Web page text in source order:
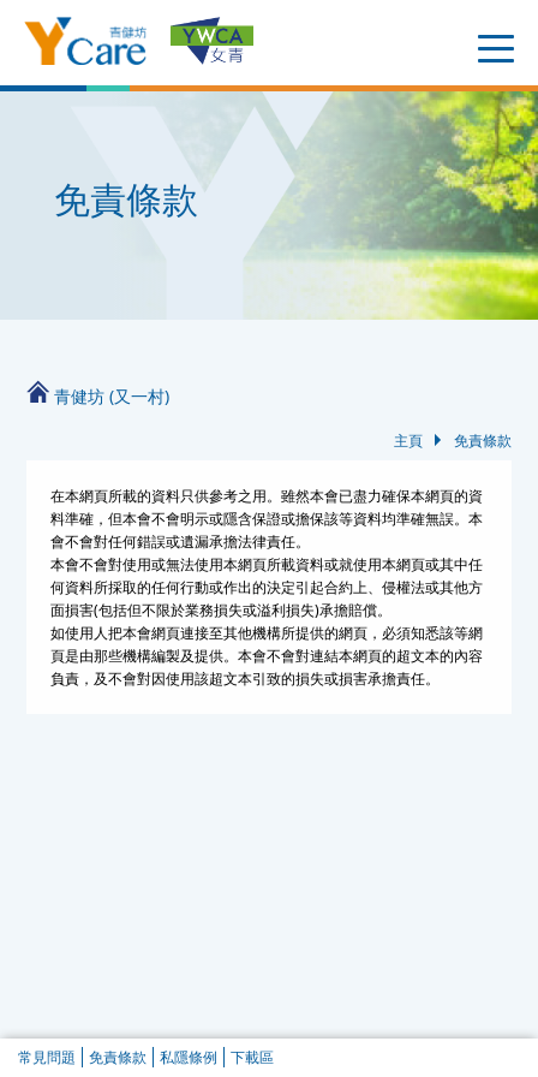
免責條款
青健坊 (又一村)
主頁 免責條款
在本網頁所載的資料只供參考之用。雖然本會已盡力確保本網頁的資
料準確，但本會不會明示或隱含保證或擔保該等資料均準確無誤。本
會不會對任何錯誤或遺漏承擔法律責任。
本會不會對使用或無法使用本網頁所載資料或就使用本網頁或其中任
何資料所採取的任何行動或作出的決定引起合約上、侵權法或其他方
面損害(包括但不限於業務損失或溢利損失)承擔賠償。
如使用人把本會網頁連接至其他機構所提供的網頁，必須知悉該等網
頁是由那些機構編製及提供。本會不會對連結本網頁的超文本的內容
負責，及不會對因使用該超文本引致的損失或損害承擔責任。
常見問題 免責條款 私隱條例 下載區